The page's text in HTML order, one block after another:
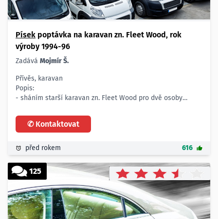
Písek poptávka na karavan zn. Fleet Wood, rok
výroby 1994-96
Zadává Mojmír Š.
Přívěs, karavan
Popis:
- sháním starší karavan zn. Fleet Wood pro dvě osoby
- pouze ve výborném stavu
Lokalita:
✆ Kontaktovat
před rokem 616
125